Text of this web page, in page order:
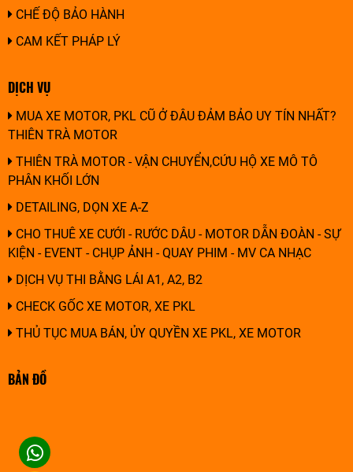
CHẾ ĐỘ BẢO HÀNH
CAM KẾT PHÁP LÝ
DỊCH VỤ
MUA XE MOTOR, PKL CŨ Ở ĐÂU ĐẢM BẢO UY TÍN NHẤT?
THIÊN TRÀ MOTOR
THIÊN TRÀ MOTOR - VẬN CHUYỂN,CỨU HỘ XE MÔ TÔ
PHÂN KHỐI LỚN
DETAILING, DỌN XE A-Z
CHO THUÊ XE CƯỚI - RƯỚC DÂU - MOTOR DẪN ĐOÀN - SỰ
KIỆN - EVENT - CHỤP ẢNH - QUAY PHIM - MV CA NHẠC
DỊCH VỤ THI BẰNG LÁI A1, A2, B2
CHECK GỐC XE MOTOR, XE PKL
THỦ TỤC MUA BÁN, ỦY QUYỀN XE PKL, XE MOTOR
BẢN ĐỒ